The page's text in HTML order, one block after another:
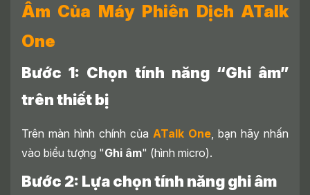
Âm Của Máy Phiên Dịch ATalk
One
Bước 1: Chọn tính năng “Ghi âm”
trên thiết bị
Trên màn hình chính của ATalk One , bạn hãy nhấn
vào biểu tượng "Ghi âm" (hình micro).
Bước 2: Lựa chọn tính năng ghi âm